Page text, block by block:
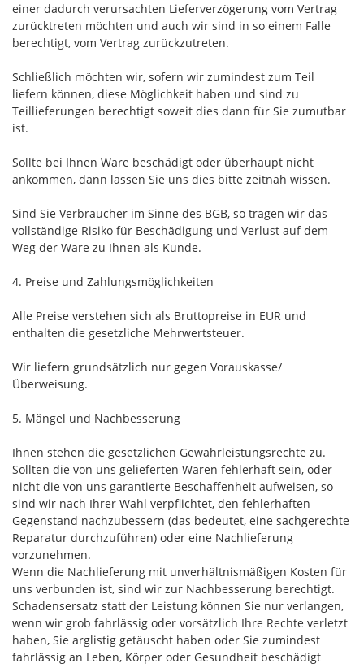
einer dadurch verursachten Lieferverzögerung vom Vertrag
zurücktreten möchten und auch wir sind in so einem Falle
berechtigt, vom Vertrag zurückzutreten.
Schließlich möchten wir, sofern wir zumindest zum Teil
liefern können, diese Möglichkeit haben und sind zu
Teillieferungen berechtigt soweit dies dann für Sie zumutbar
ist.
Sollte bei Ihnen Ware beschädigt oder überhaupt nicht
ankommen, dann lassen Sie uns dies bitte zeitnah wissen.
Sind Sie Verbraucher im Sinne des BGB, so tragen wir das
vollständige Risiko für Beschädigung und Verlust auf dem
Weg der Ware zu Ihnen als Kunde.
4. Preise und Zahlungsmöglichkeiten
Alle Preise verstehen sich als Bruttopreise in EUR und
enthalten die gesetzliche Mehrwertsteuer.
Wir liefern grundsätzlich nur gegen Vorauskasse/
Überweisung.
5. Mängel und Nachbesserung
Ihnen stehen die gesetzlichen Gewährleistungsrechte zu.
Sollten die von uns gelieferten Waren fehlerhaft sein, oder
nicht die von uns garantierte Beschaffenheit aufweisen, so
sind wir nach Ihrer Wahl verpflichtet, den fehlerhaften
Gegenstand nachzubessern (das bedeutet, eine sachgerechte
Reparatur durchzuführen) oder eine Nachlieferung
vorzunehmen.
Wenn die Nachlieferung mit unverhältnismäßigen Kosten für
uns verbunden ist, sind wir zur Nachbesserung berechtigt.
Schadensersatz statt der Leistung können Sie nur verlangen,
wenn wir grob fahrlässig oder vorsätzlich Ihre Rechte verletzt
haben, Sie arglistig getäuscht haben oder Sie zumindest
fahrlässig an Leben, Körper oder Gesundheit beschädigt